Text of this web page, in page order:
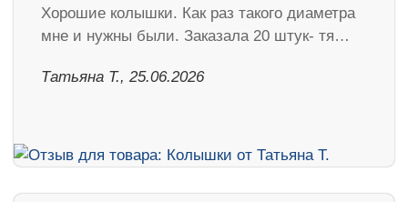
Хорошие колышки. Как раз такого диаметра
мне и нужны были. Заказала 20 штук- тя…
Татьяна Т., 25.06.2026